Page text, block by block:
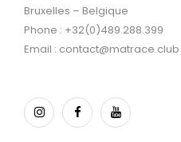
Bruxelles – Belgique
Phone : +32(0)489.288.399
Email : contact@matrace.club